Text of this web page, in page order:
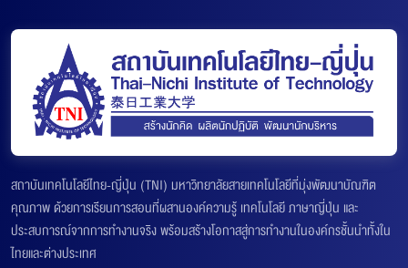
สถาบันเทคโนโลยีไทย-ญี่ปุ่น (TNI) มหาวิทยาลัยสายเทคโนโลยีที่มุ่งพัฒนาบัณฑิต
คุณภาพ ด้วยการเรียนการสอนที่ผสานองค์ความรู้ เทคโนโลยี ภาษาญี่ปุ่น และ
ประสบการณ์จากการทำงานจริง พร้อมสร้างโอกาสสู่การทำงานในองค์กรชั้นนำทั้งใน
ไทยและต่างประเทศ